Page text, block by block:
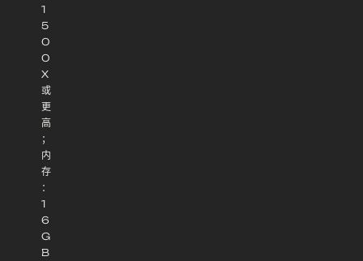
1
5
0
0
X
或
更
高
；
内
存
：
1
6
G
B